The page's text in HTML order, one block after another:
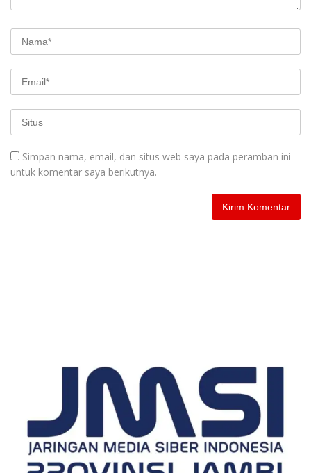
Simpan nama, email, dan situs web saya pada peramban ini
untuk komentar saya berikutnya.